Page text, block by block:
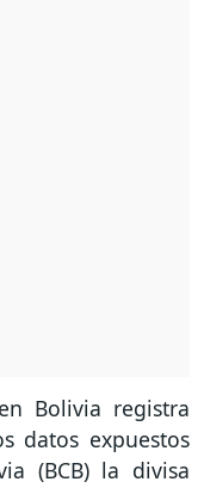
Bolivia registra
datos expuestos
(BCB) la divisa